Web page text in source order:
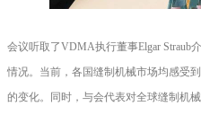
会议听取了VDMA执行董事Elgar Straub
情况。当前，各国缝制机械市场均感受
的变化。同时，与会代表对全球缝制机